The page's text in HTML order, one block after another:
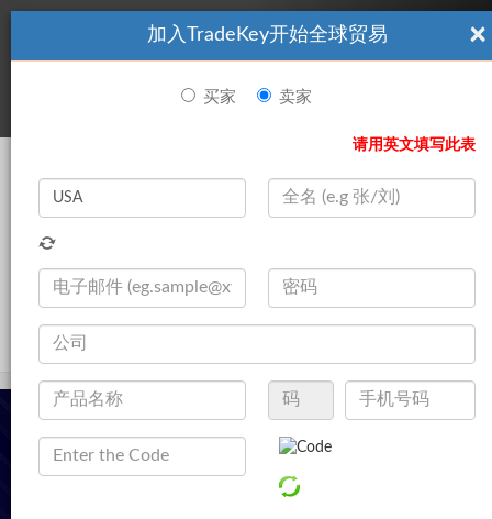
看起來你不是TradeKey.com的會員。 立即註冊，與全球超過7
百萬的進口商和出口商建立聯繫。 立即加入 |
登录
Search
×
加入TradeKey开始全球贸易
买家 卖家
请用英文填写此表